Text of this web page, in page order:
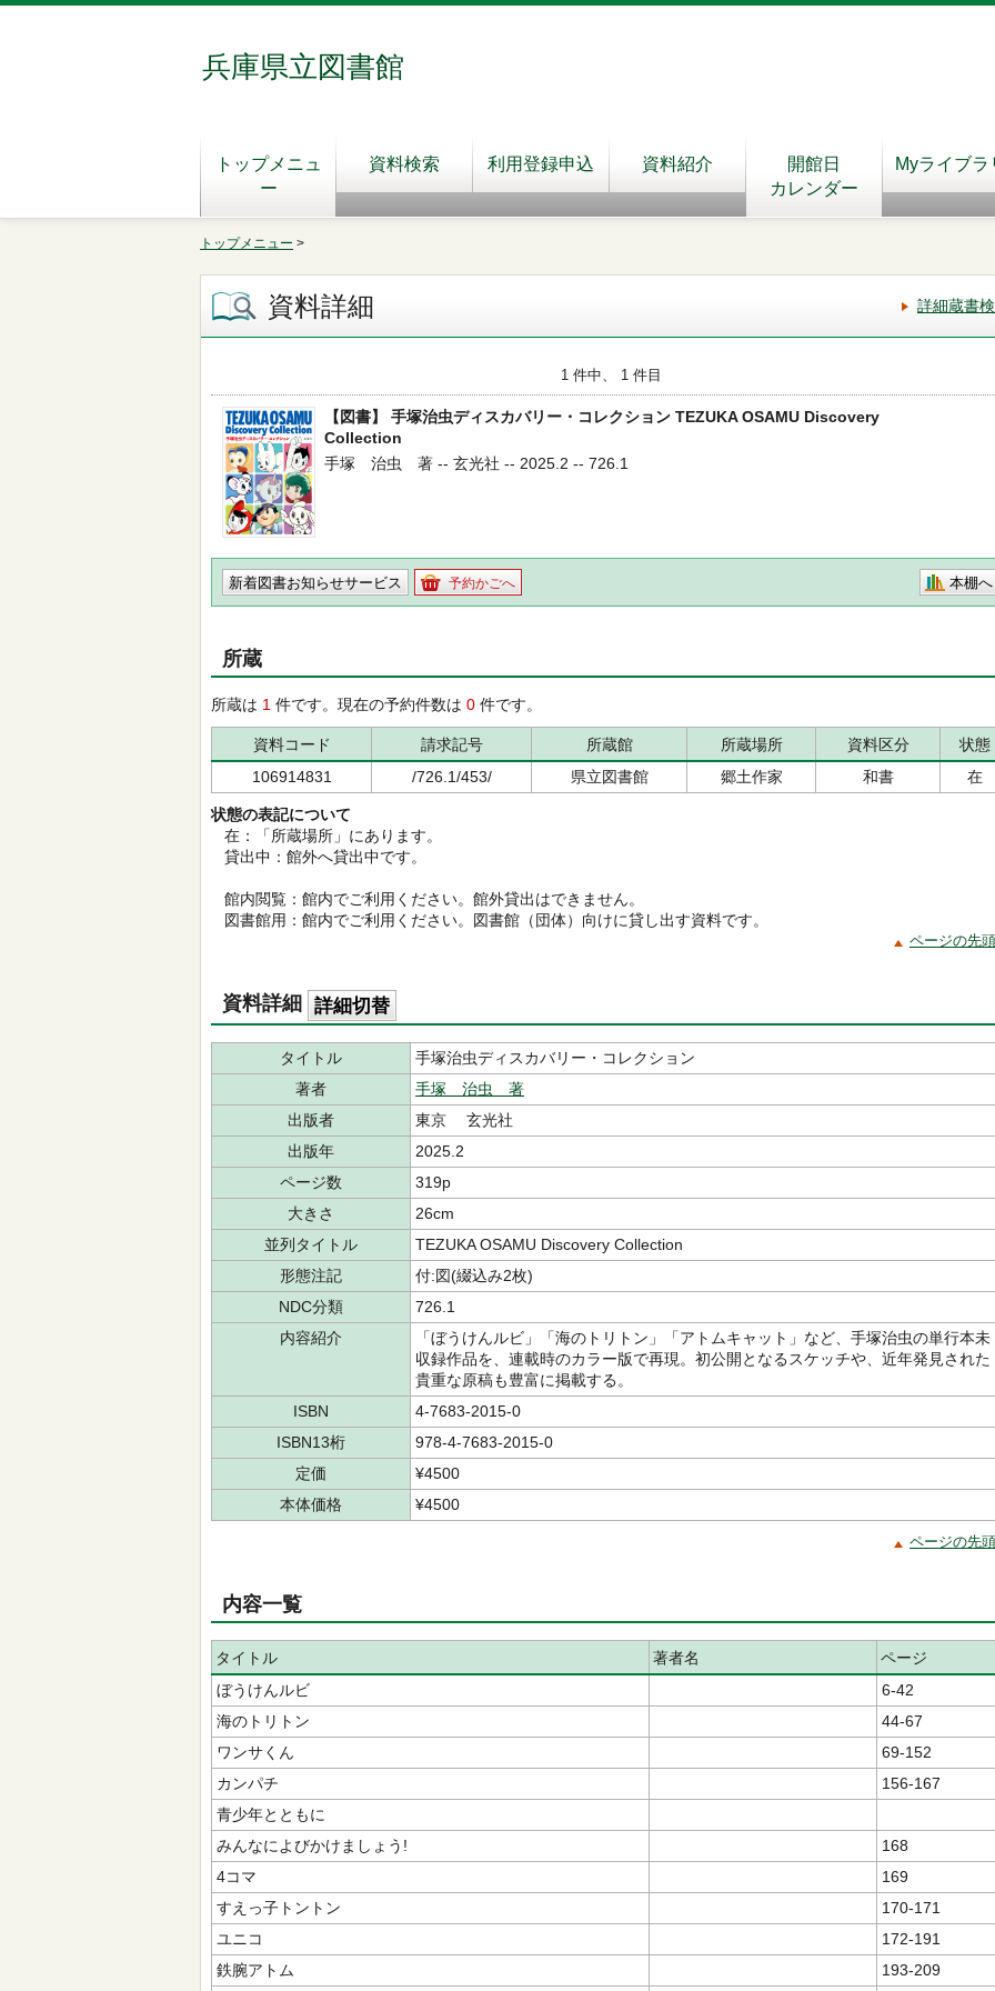
兵庫県立図書館
トップメニュ
ー
資料検索 利用登録申込 資料紹介
開館日
カレンダー
Myライブラ
トップメニュー >
資料詳細 詳細蔵書
1 件中、 1 件目
【図書】 手塚治虫ディスカバリー・コレクション TEZUKA OSAMU Discovery
Collection
手塚 治虫 著 -- 玄光社 -- 2025.2 -- 726.1
新着図書お知らせサービス 予約かごへ 本棚へ
所蔵
所蔵は 1 件です。現在の予約件数は 0 件です。
資料コード 請求記号 所蔵館 所蔵場所 資料区分
状態
106914831
/726.1/453/ 県立図書館 郷土作家 和書 在
状態の表記について
在：「所蔵場所」にあります。
貸出中：館外へ貸出中です。
館内閲覧：館内でご利用ください。館外貸出はできません。
図書館用：館内でご利用ください。図書館（団体）向けに貸し出す資料です。
ページの先
資料詳細 詳細切替
タイトル
手塚治虫ディスカバリー・コレクション
著者
手塚 治虫 著
出版者
東京 玄光社
出版年
2025.2
ページ数
319p
大きさ
26cm
並列タイトル
TEZUKA OSAMU Discovery Collection
形態注記
付:図(綴込み2枚)
NDC分類
726.1
内容紹介
「ぼうけんルビ」「海のトリトン」「アトムキャット」など、手塚治虫の単行本未
収録作品を、連載時のカラー版で再現。初公開となるスケッチや、近年発見された
貴重な原稿も豊富に掲載する。
ISBN
4-7683-2015-0
ISBN13桁
978-4-7683-2015-0
定価
¥4500
本体価格
¥4500
ページの先
内容一覧
タイトル 著者名
ページ
ぼうけんルビ
6-42
海のトリトン
44-67
ワンサくん
69-152
カンパチ
156-167
青少年とともに
みんなによびかけましょう!
168
4コマ
169
すえっ子トントン
170-171
ユニコ
172-191
鉄腕アトム
193-209